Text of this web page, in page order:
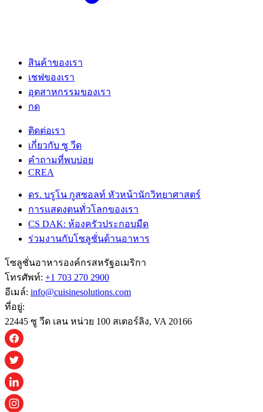
สินค้าของเรา
เชฟของเรา
อุตสาหกรรมของเรา
กด
ติดต่อเรา
เกี่ยวกับ ซู วีด
คําถามที่พบบ่อย
CREA
ดร. บรูโน กูสซอลท์ หัวหน้านักวิทยาศาสตร์
การแสดงตนทั่วโลกของเรา
CS DAK: ห้องครัวประกอบมืด
ร่วมงานกับโซลูชั่นด้านอาหาร
โซลูชั่นอาหารองค์กรสหรัฐอเมริกา
โทรศัพท์: +1 703 270 2900
อีเมล์: info@cuisinesolutions.com
ที่อยู่:
22445 ซู วีด เลน หน่วย 100 สเตอร์ลิง, VA 20166